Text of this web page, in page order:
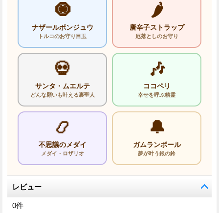
🧿
ナザールボンジュウ
トルコのお守り目玉
🌶️
唐辛子ストラップ
厄落としのお守り
💀
サンタ・ムエルテ
どんな願いも叶える裏聖人
🎶
ココペリ
幸せを呼ぶ精霊
📿
不思議のメダイ
メダイ・ロザリオ
🔔
ガムランボール
夢が叶う銀の鈴
レビュー
0件